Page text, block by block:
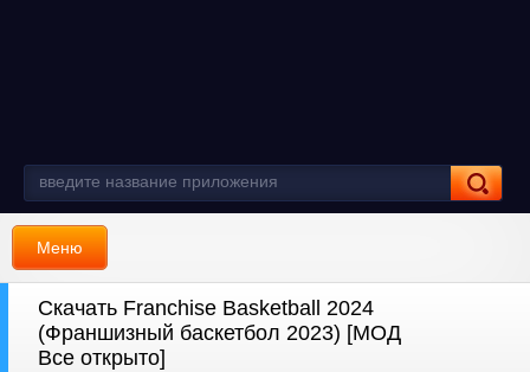
Меню
Скачать Franchise Basketball 2024
(Франшизный баскетбол 2023) [МОД
Все открыто]